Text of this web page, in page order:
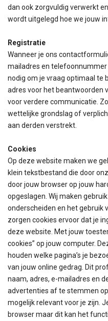
dan ook zorgvuldig verwerkt
wordt uitgelegd hoe we jouw
Registratie
Wanneer je ons
mailadres en telefoonnummer
nodig om je vraag optimaal te
adres voor het beantwoorden
voor verdere communicatie.
wettelijke grondslag of
aan derden verstrekt.
Cookies
Op deze website maken we
klein tekstbestand die door
door jouw browser op jouw
opgeslagen. Wij maken
onderscheiden en het gebruik
zorgen cookies ervoor dat je
deze website. Met jouw
cookies” op jouw computer.
houden welke pagina’s je
van jouw online gedrag. Dit
naam, adres, e-mailadres en
advertenties af te stemmen
mogelijk relevant voor je zijn.
browser maar dit kan het